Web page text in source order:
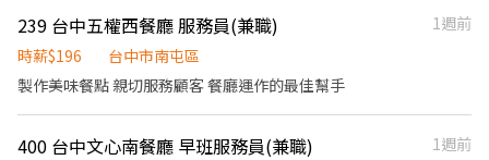
材處裡、出餐。 炸牛排：炸牛排餐點處理及擺盤、牛肉處理、出
餐。 福利制度： 1.上班供餐 2.員工&親友用餐優惠 3.崗位加給
場 不接受固定休六、日
239 台中五權西餐廳 服務員(兼職)
1週前
時薪$196
台中市南屯區
製作美味餐點 親切服務顧客 餐廳運作的最佳幫手
400 台中文心南餐廳 早班服務員(兼職)
1週前